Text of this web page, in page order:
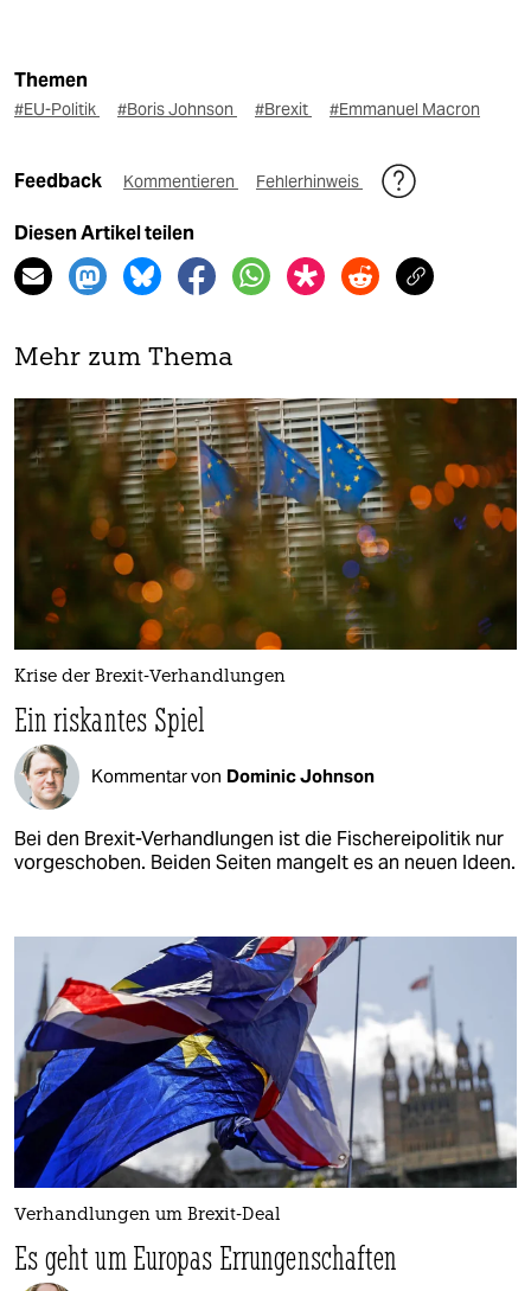
Themen
#EU-Politik #Boris Johnson #Brexit #Emmanuel Macron
Feedback Kommentieren Fehlerhinweis
Diesen Artikel teilen
Mehr zum Thema
Krise der Brexit-Verhandlungen
Ein riskantes Spiel
Kommentar von Dominic Johnson
Bei den Brexit-Verhandlungen ist die Fischereipolitik nur
vorgeschoben. Beiden Seiten mangelt es an neuen Ideen.
Verhandlungen um Brexit-Deal
Es geht um Europas Errungenschaften